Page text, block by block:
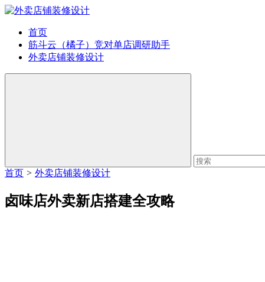
首页
筋斗云（橘子）竞对单店调研助手
外卖店铺装修设计
首页 > 外卖店铺装修设计
卤味店外卖新店搭建全攻略